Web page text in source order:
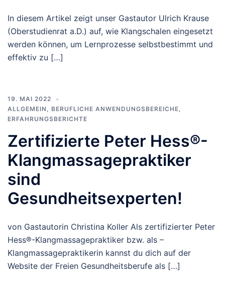
In diesem Artikel zeigt unser Gastautor Ulrich Krause
(Oberstudienrat a.D.) auf, wie Klangschalen eingesetzt
werden können, um Lernprozesse selbstbestimmt und
effektiv zu […]
19. MAI 2022
ALLGEMEIN , BERUFLICHE ANWENDUNGSBEREICHE,
ERFAHRUNGSBERICHTE
Zertifizierte Peter Hess®-
Klangmassagepraktiker
sind
Gesundheitsexperten!
von Gastautorin Christina Koller Als zertifizierter Peter
Hess®-Klangmassagepraktiker bzw. als –
Klangmassagepraktikerin kannst du dich auf der
Website der Freien Gesundheitsberufe als […]